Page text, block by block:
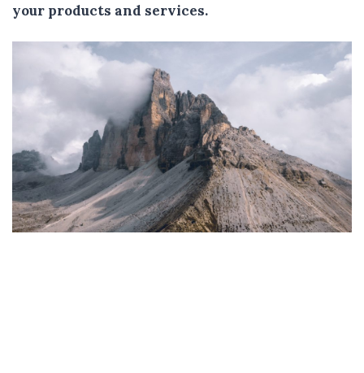
your products and services.